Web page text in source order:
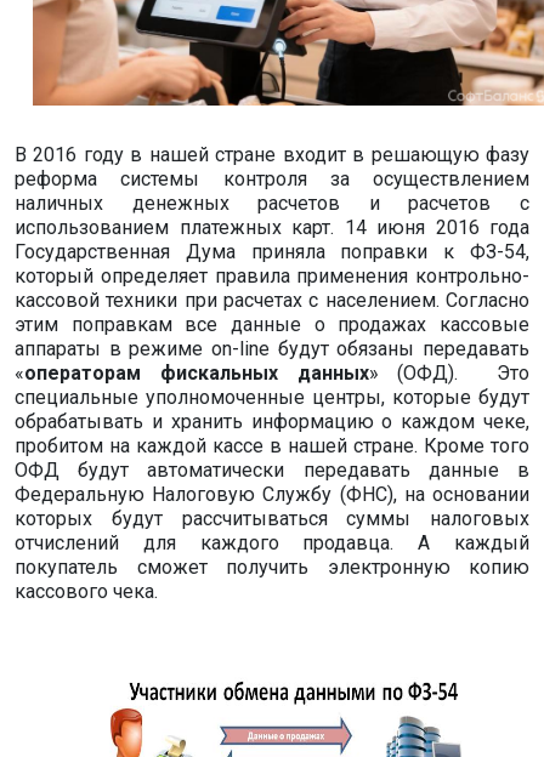
В 2016 году в нашей стране входит в решающую фазу
реформа системы контроля за осуществлением
наличных денежных расчетов и расчетов с
использованием платежных карт. 14 июня 2016 года
Государственная Дума приняла поправки к ФЗ-54,
который определяет правила применения контрольно-
кассовой техники при расчетах с населением. Согласно
этим поправкам все данные о продажах кассовые
аппараты в режиме on-line будут обязаны передавать
«операторам фискальных данных» (ОФД). Это
специальные уполномоченные центры, которые будут
обрабатывать и хранить информацию о каждом чеке,
пробитом на каждой кассе в нашей стране. Кроме того
ОФД будут автоматически передавать данные в
Федеральную Налоговую Службу (ФНС), на основании
которых будут рассчитываться суммы налоговых
отчислений для каждого продавца. А каждый
покупатель сможет получить электронную копию
кассового чека.